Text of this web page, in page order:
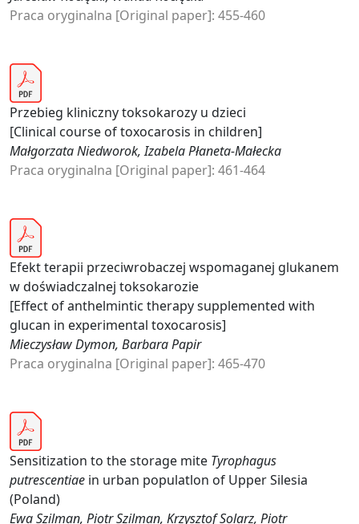
Praca oryginalna [Original paper]: 455-460
Przebieg kliniczny toksokarozy u dzieci
[Clinical course of toxocarosis in children]
Małgorzata Niedworok, Izabela Płaneta-Małecka
Praca oryginalna [Original paper]: 461-464
Efekt terapii przeciwrobaczej wspomaganej glukanem
w doświadczalnej toksokarozie
[Effect of anthelmintic therapy supplemented with
glucan in experimental toxocarosis]
Mieczysław Dymon, Barbara Papir
Praca oryginalna [Original paper]: 465-470
Sensitization to the storage mite Tyrophagus
putrescentiae in urban populatlon of Upper Silesia
(Poland)
Ewa Szilman, Piotr Szilman, Krzysztof Solarz, Piotr